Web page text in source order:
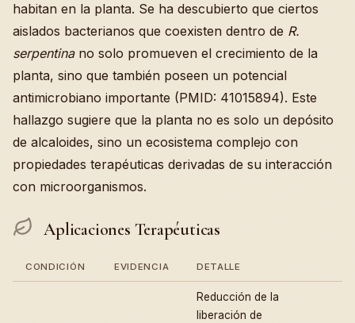
habitan en la planta. Se ha descubierto que ciertos
aislados bacterianos que coexisten dentro de R.
serpentinano solo promueven el crecimiento de la
planta, sino que también poseen un potencial
antimicrobiano importante (PMID: 41015894). Este
hallazgo sugiere que la planta no es solo un depósito
de alcaloides, sino un ecosistema complejo con
propiedades terapéuticas derivadas de su interacción
con microorganismos.
Aplicaciones Terapéuticas
CONDICIÓN EVIDENCIA DETALLE
Reducción de la
liberación de